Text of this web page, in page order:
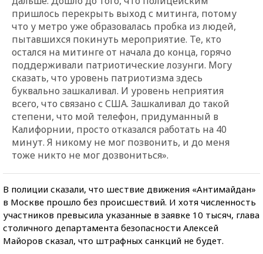
пришлось перекрыть выход с митинга, потому
что у метро уже образовалась пробка из людей,
пытавшихся покинуть мероприятие. Те, кто
остался на митинге от начала до конца, горячо
поддерживали патриотические лозунги. Могу
сказать, что уровень патриотизма здесь
буквально зашкаливал. И уровень неприятия
всего, что связано с США. Зашкаливал до такой
степени, что мой телефон, придуманный в
Калифорнии, просто отказался работать на 40
минут. Я никому не мог позвонить, и до меня
тоже никто не мог дозвониться».
В полиции сказали, что шествие движения «Антимайдан»
в Москве прошло без происшествий. И хотя численность
участников превысила указанные в заявке 10 тысяч, глава
столичного департамента безопасности Алексей
Майоров сказал, что штрафных санкций не будет.